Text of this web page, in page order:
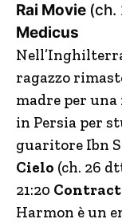
Rai Movie (ch.
Medicus
ragazzo
madre per
in Persia per
guaritore Ibn
Cielo (ch. 26
21:20
Harmon è un